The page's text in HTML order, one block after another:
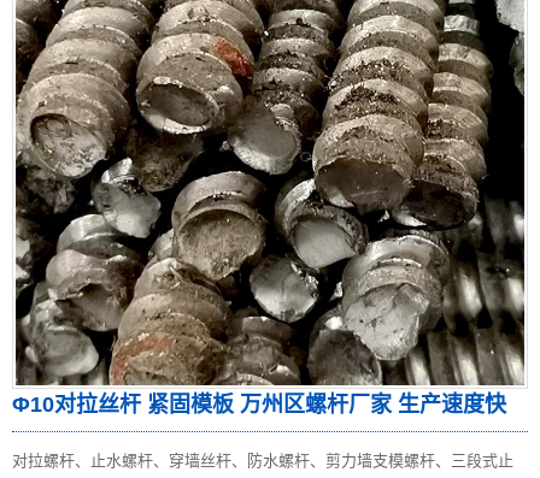
Φ10对拉丝杆 紧固模板 万州区螺杆厂家 生产速度快
对拉螺杆、止水螺杆、穿墙丝杆、防水螺杆、剪力墙支模螺杆、三段式止